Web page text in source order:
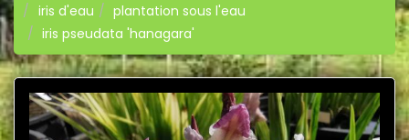
iris d'eau
plantation sous l'eau
iris pseudata 'hanagara'